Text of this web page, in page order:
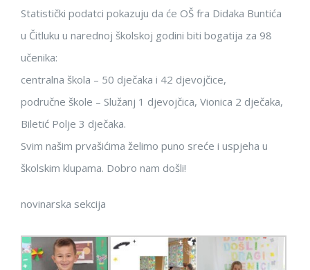
Statistički podatci pokazuju da će OŠ fra Didaka Buntića
u Čitluku u narednoj školskoj godini biti bogatija za 98
učenika:
centralna škola – 50 dječaka i 42 djevojčice,
područne škole – Služanj 1 djevojčica, Vionica 2 dječaka,
Biletić Polje 3 dječaka.
Svim našim prvašićima želimo puno sreće i uspjeha u
školskim klupama. Dobro nam došli!
novinarska sekcija